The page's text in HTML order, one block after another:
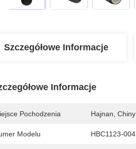
Szczegółowe Informacje
Informacje
Pochodzenia Hajnan, Chiny
Modelu HBC1123-004